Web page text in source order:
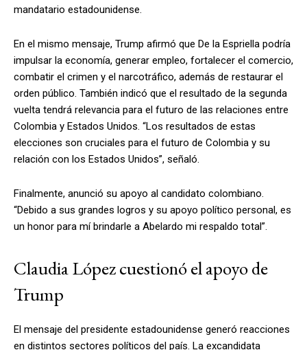
mandatario estadounidense.
En el mismo mensaje, Trump afirmó que De la Espriella podría
impulsar la economía, generar empleo, fortalecer el comercio,
combatir el crimen y el narcotráfico, además de restaurar el
orden público. También indicó que el resultado de la segunda
vuelta tendrá relevancia para el futuro de las relaciones entre
Colombia y Estados Unidos. “Los resultados de estas
elecciones son cruciales para el futuro de Colombia y su
relación con los Estados Unidos”, señaló.
Finalmente, anunció su apoyo al candidato colombiano.
“Debido a sus grandes logros y su apoyo político personal, es
un honor para mí brindarle a Abelardo mi respaldo total”.
Claudia López cuestionó el apoyo de
Trump
El mensaje del presidente estadounidense generó reacciones
en distintos sectores políticos del país. La excandidata